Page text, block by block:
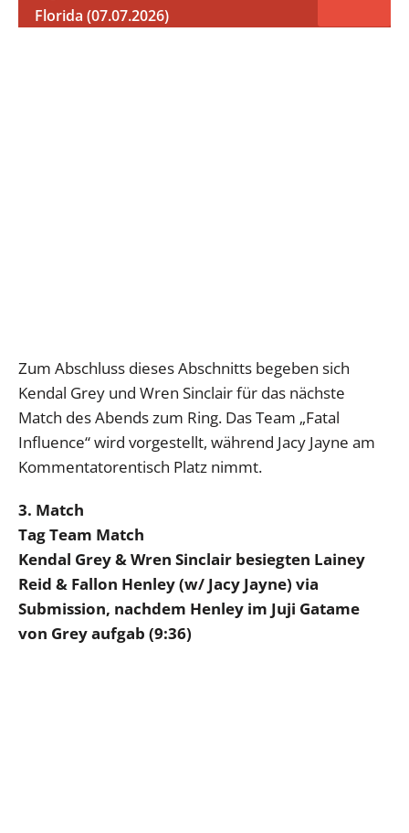
Florida (07.07.2026)
Zum Abschluss dieses Abschnitts begeben sich
Kendal Grey und Wren Sinclair für das nächste
Match des Abends zum Ring. Das Team „Fatal
Influence“ wird vorgestellt, während Jacy Jayne am
Kommentatorentisch Platz nimmt.
3. Match
Tag Team Match
Kendal Grey & Wren Sinclair besiegten Lainey
Reid & Fallon Henley (w/ Jacy Jayne) via
Submission, nachdem Henley im Juji Gatame
von Grey aufgab (9:36)